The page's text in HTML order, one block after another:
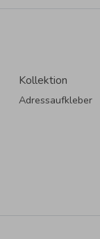
Kollektion
Adressaufkleber